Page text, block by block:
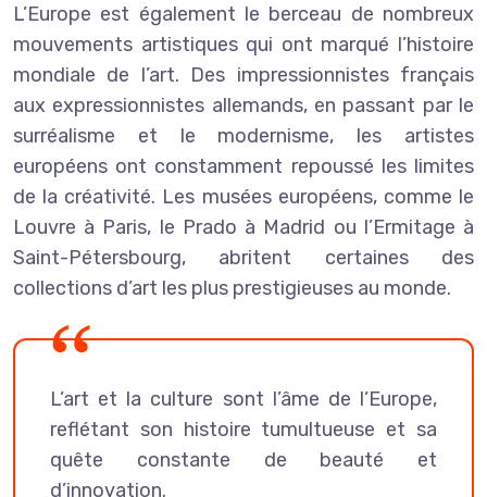
L’Europe est également le berceau de nombreux
mouvements artistiques qui ont marqué l’histoire
mondiale de l’art. Des impressionnistes français
aux expressionnistes allemands, en passant par le
surréalisme et le modernisme, les artistes
européens ont constamment repoussé les limites
de la créativité. Les musées européens, comme le
Louvre à Paris, le Prado à Madrid ou l’Ermitage à
Saint-Pétersbourg, abritent certaines des
collections d’art les plus prestigieuses au monde.
L’art et la culture sont l’âme de l’Europe,
reflétant son histoire tumultueuse et sa
quête constante de beauté et
d’innovation.